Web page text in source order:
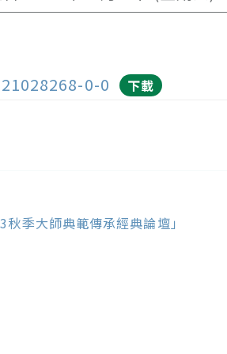
0-0 下載
季大師典範傳承經典論壇」